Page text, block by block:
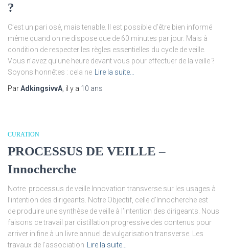
?
C’est un pari osé, mais tenable. Il est possible d’être bien informé
même quand on ne dispose que de 60 minutes par jour. Mais à
condition de respecter les règles essentielles du cycle de veille.
Vous n’avez qu’une heure devant vous pour effectuer de la veille ?
Soyons honnêtes : cela ne
Lire la suite…
ParAdkingsivvA , il y a 10 ans
CURATION
PROCESSUS DE VEILLE –
Innocherche
Notre processus de veille Innovation transverse sur les usages à
l’intention des dirigeants. Notre Objectif, celle d’Innocherche est
de produire une synthèse de veille à l’intention des dirigeants. Nous
faisons ce travail par distillation progressive des contenus pour
arriver in fine à un livre annuel de vulgarisation transverse. Les
travaux de l’association
Lire la suite…